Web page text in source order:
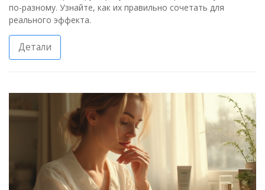
по-разному. Узнайте, как их правильно сочетать для
реального эффекта.
Детали